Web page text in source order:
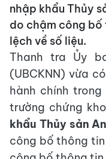
nhập khẩu Thủy
do chậm công
lệch về số liệu.
Thanh tra Ủy
(UBCKNN) vừa
hành chính
trường chứng
khẩu Thủy sản
công bố thông